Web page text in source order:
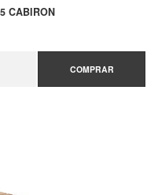
CABIRON
COMPRAR